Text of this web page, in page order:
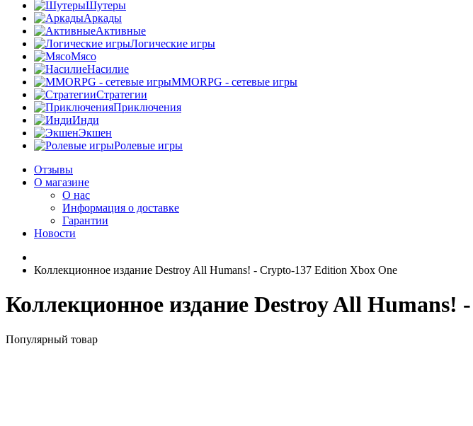
Шутеры
Аркады
Активные
Логические игры
Мясо
Насилие
MMORPG - сетевые игры
Стратегии
Приключения
Инди
Экшен
Ролевые игры
Отзывы
О магазине
О нас
Информация о доставке
Гарантии
Новости
Коллекционное издание Destroy All Humans! - Crypto-137 Edition Xbox One
Коллекционное издание Destroy All
Популярный товар